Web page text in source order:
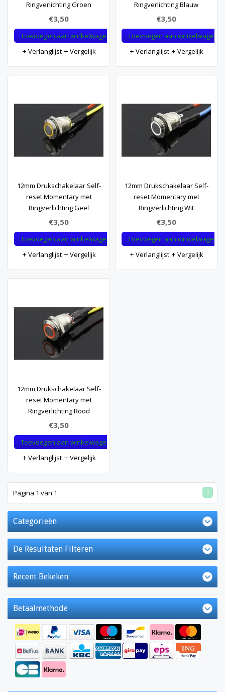
Ringverlichting Groen
€3,50
Toevoegen aan winkelwagen
Verlanglijst
Vergelijk
Ringverlichting Blauw
€3,50
Toevoegen aan winkelwagen
Verlanglijst
Vergelijk
12mm Drukschakelaar Self-
reset Momentary met
Ringverlichting Geel
€3,50
Toevoegen aan winkelwagen
Verlanglijst
Vergelijk
12mm Drukschakelaar Self-
reset Momentary met
Ringverlichting Wit
€3,50
Toevoegen aan winkelwagen
Verlanglijst
Vergelijk
12mm Drukschakelaar Self-
reset Momentary met
Ringverlichting Rood
€3,50
Toevoegen aan winkelwagen
Verlanglijst
Vergelijk
Pagina 1 van 1 1
Categorieën
De Resultaten Filteren
Recent Bekeken
Betaalmethode